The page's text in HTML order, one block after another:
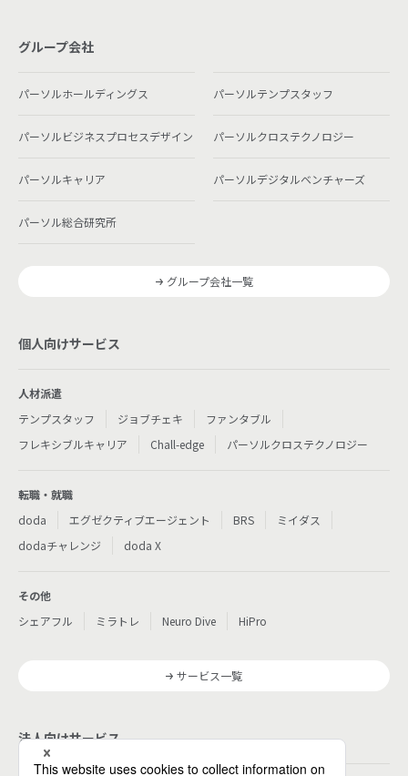
グループ会社
パーソルホールディングス パーソルテンプスタッフ
パーソルビジネスプロセスデザイン パーソルクロステクノロジー
パーソルキャリア パーソルデジタルベンチャーズ
パーソル総合研究所
グループ会社一覧
個人向けサービス
人材派遣
テンプスタッフ
ジョブチェキ
ファンタブル
フレキシブルキャリア
Chall-edge パーソルクロステクノロジー
転職・就職
doda
エグゼクティブエージェント BRS
ミイダス
dodaチャレンジ
doda X
その他
シェアフル
ミラトレ Neuro Dive HiPro
サービス一覧
法人向けサービス